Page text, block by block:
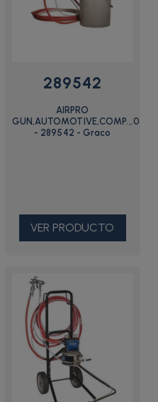
289542
AIRPRO
GUN,AUTOMOTIVE,COMP.,.055
- 289542 - Graco
VER PRODUCTO